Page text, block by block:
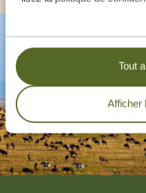
Tout
Afficher
Footer